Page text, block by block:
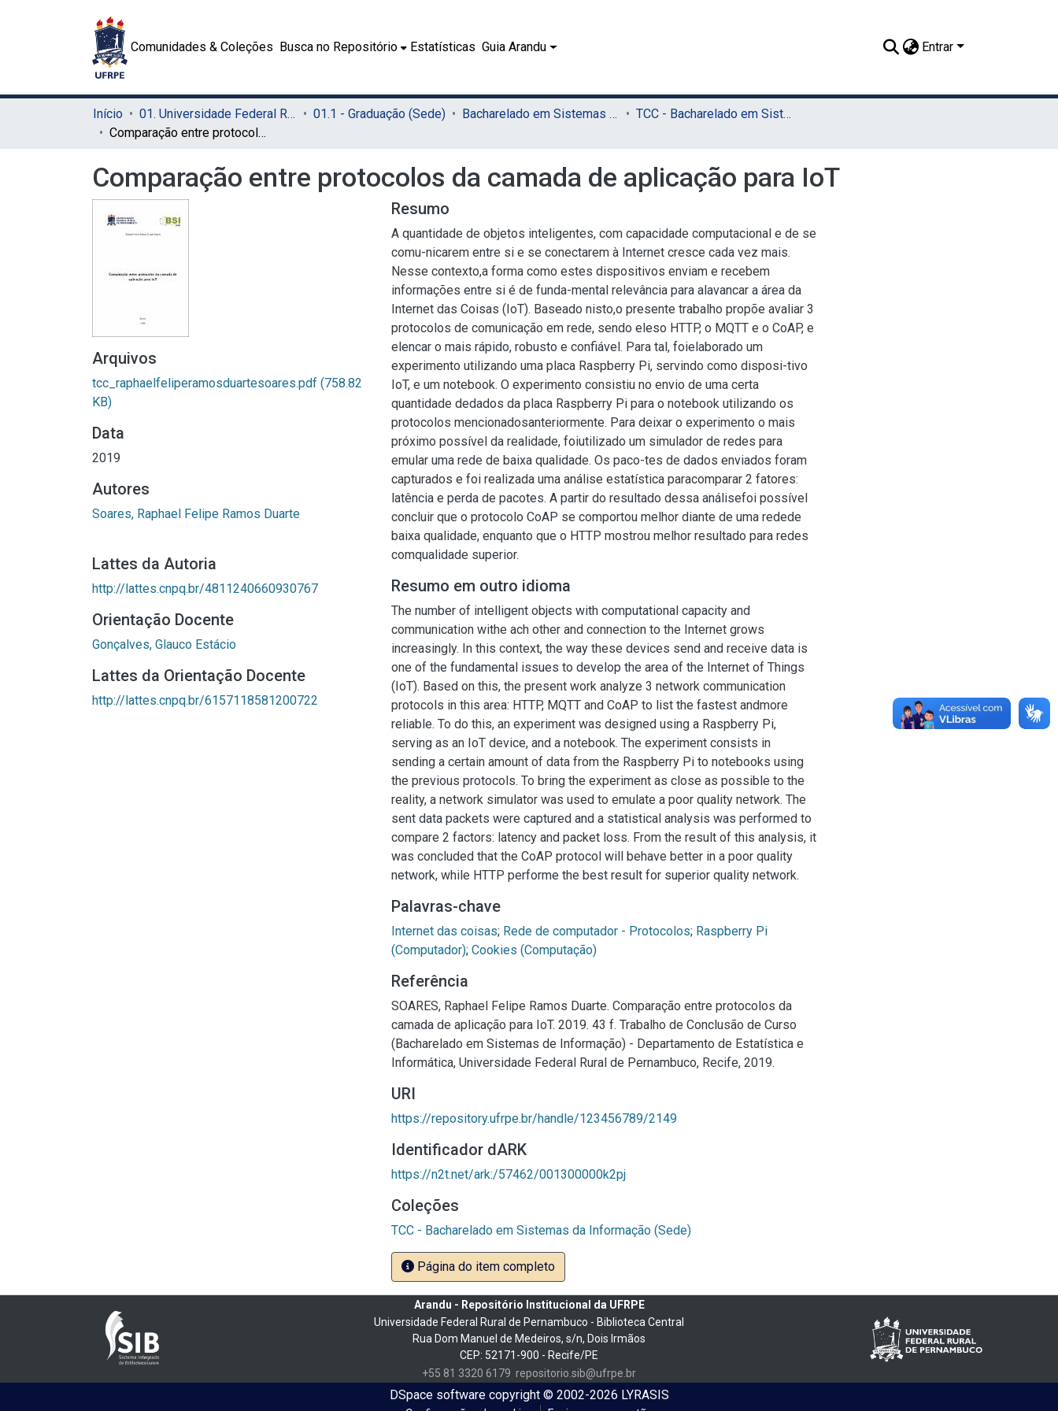
Comunidades & Coleções Busca no Repositório Estatísticas Guia Arandu Entrar
Início 01. Universidade Federal Rural de Pernambuco - UFRPE (Sede) 01.1 - Graduação (Sede) Bacharelado em Sistemas de Informação (Sede)
TCC - Bacharelado em Sistemas da Informação (Sede)
Comparação entre protocolos da camada de aplicação para IoT
Comparação entre protocolos da camada de aplicação para IoT
Arquivos
tcc_raphaelfeliperamosduartesoares.pdf (758.82
KB)
Data
2019
Autores
Soares, Raphael Felipe Ramos Duarte
Lattes da Autoria
http://lattes.cnpq.br/4811240660930767
Orientação Docente
Gonçalves, Glauco Estácio
Lattes da Orientação Docente
http://lattes.cnpq.br/6157118581200722
Resumo
A quantidade de objetos inteligentes, com capacidade computacional e de se
comu-nicarem entre si e se conectarem à Internet cresce cada vez mais.
Nesse contexto,a forma como estes dispositivos enviam e recebem
informações entre si é de funda-mental relevância para alavancar a área da
Internet das Coisas (IoT). Baseado nisto,o presente trabalho propõe avaliar 3
protocolos de comunicação em rede, sendo eleso HTTP, o MQTT e o CoAP, e
elencar o mais rápido, robusto e confiável. Para tal, foielaborado um
experimento utilizando uma placa Raspberry Pi, servindo como disposi-tivo
IoT, e um notebook. O experimento consistiu no envio de uma certa
quantidade dedados da placa Raspberry Pi para o notebook utilizando os
protocolos mencionadosanteriormente. Para deixar o experimento o mais
próximo possível da realidade, foiutilizado um simulador de redes para
emular uma rede de baixa qualidade. Os paco-tes de dados enviados foram
capturados e foi realizada uma análise estatística paracomparar 2 fatores:
latência e perda de pacotes. A partir do resultado dessa análisefoi possível
concluir que o protocolo CoAP se comportou melhor diante de uma redede
baixa qualidade, enquanto que o HTTP mostrou melhor resultado para redes
comqualidade superior.
Resumo em outro idioma
The number of intelligent objects with computational capacity and
communication withe ach other and connection to the Internet grows
increasingly. In this context, the way these devices send and receive data is
one of the fundamental issues to develop the area of the Internet of Things
(IoT). Based on this, the present work analyze 3 network communication
protocols in this area: HTTP, MQTT and CoAP to list the fastest andmore
reliable. To do this, an experiment was designed using a Raspberry Pi,
serving as an IoT device, and a notebook. The experiment consists in
sending a certain amount of data from the Raspberry Pi to notebooks using
the previous protocols. To bring the experiment as close as possible to the
reality, a network simulator was used to emulate a poor quality network. The
sent data packets were captured and a statistical analysis was performed to
compare 2 factors: latency and packet loss. From the result of this analysis, it
was concluded that the CoAP protocol will behave better in a poor quality
network, while HTTP performe the best result for superior quality network.
Palavras-chave
Internet das coisas; Rede de computador - Protocolos; Raspberry Pi
(Computador); Cookies (Computação)
Referência
SOARES, Raphael Felipe Ramos Duarte. Comparação entre protocolos da
camada de aplicação para IoT. 2019. 43 f. Trabalho de Conclusão de Curso
(Bacharelado em Sistemas de Informação) - Departamento de Estatística e
Informática, Universidade Federal Rural de Pernambuco, Recife, 2019.
URI
https://repository.ufrpe.br/handle/123456789/2149
Identificador dARK
https://n2t.net/ark:/57462/001300000k2pj
Coleções
TCC - Bacharelado em Sistemas da Informação (Sede)
Página do item completo
Arandu - Repositório Institucional da UFRPE
Universidade Federal Rural de Pernambuco - Biblioteca Central
Rua Dom Manuel de Medeiros, s/n, Dois Irmãos
CEP: 52171-900 - Recife/PE
+55 81 3320 6179 repositorio.sib@ufrpe.br
DSpace softwarecopyright © 2002-2026 LYRASIS